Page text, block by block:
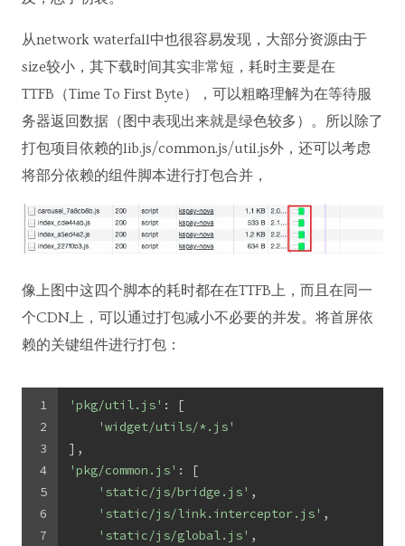
从network waterfall中也很容易发现，大部分资源由于
size较小，其下载时间其实非常短，耗时主要是在
TTFB（Time To First Byte），可以粗略理解为在等待服
务器返回数据（图中表现出来就是绿色较多）。所以除了
打包项目依赖的lib.js/common.js/util.js外，还可以考虑
将部分依赖的组件脚本进行打包合并，
像上图中这四个脚本的耗时都在在TTFB上，而且在同一
个CDN上，可以通过打包减小不必要的并发。将首屏依
赖的关键组件进行打包：
1
2
3
4
5
6
7
'pkg/util.js' : [
'widget/utils/*.js'
],
'pkg/common.js' : [
'static/js/bridge.js' ,
'static/js/link.interceptor.js' ,
'static/js/global.js' ,